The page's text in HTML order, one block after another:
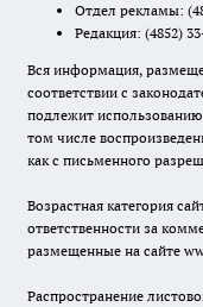
Отдел рекламы:
Редакция: (4852)
Вся информация,
соответствии с
подлежит
том числе
как с письменного
Возрастная категория
ответственности за
размещенные на сайте
Распространение